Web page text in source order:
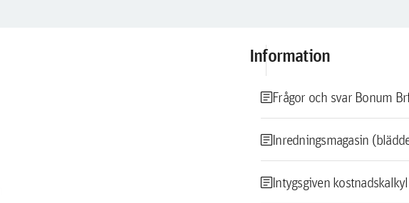
Information
articleFrågor och svar Bonum
articleInredningsmagasin
articleIntygsgiven